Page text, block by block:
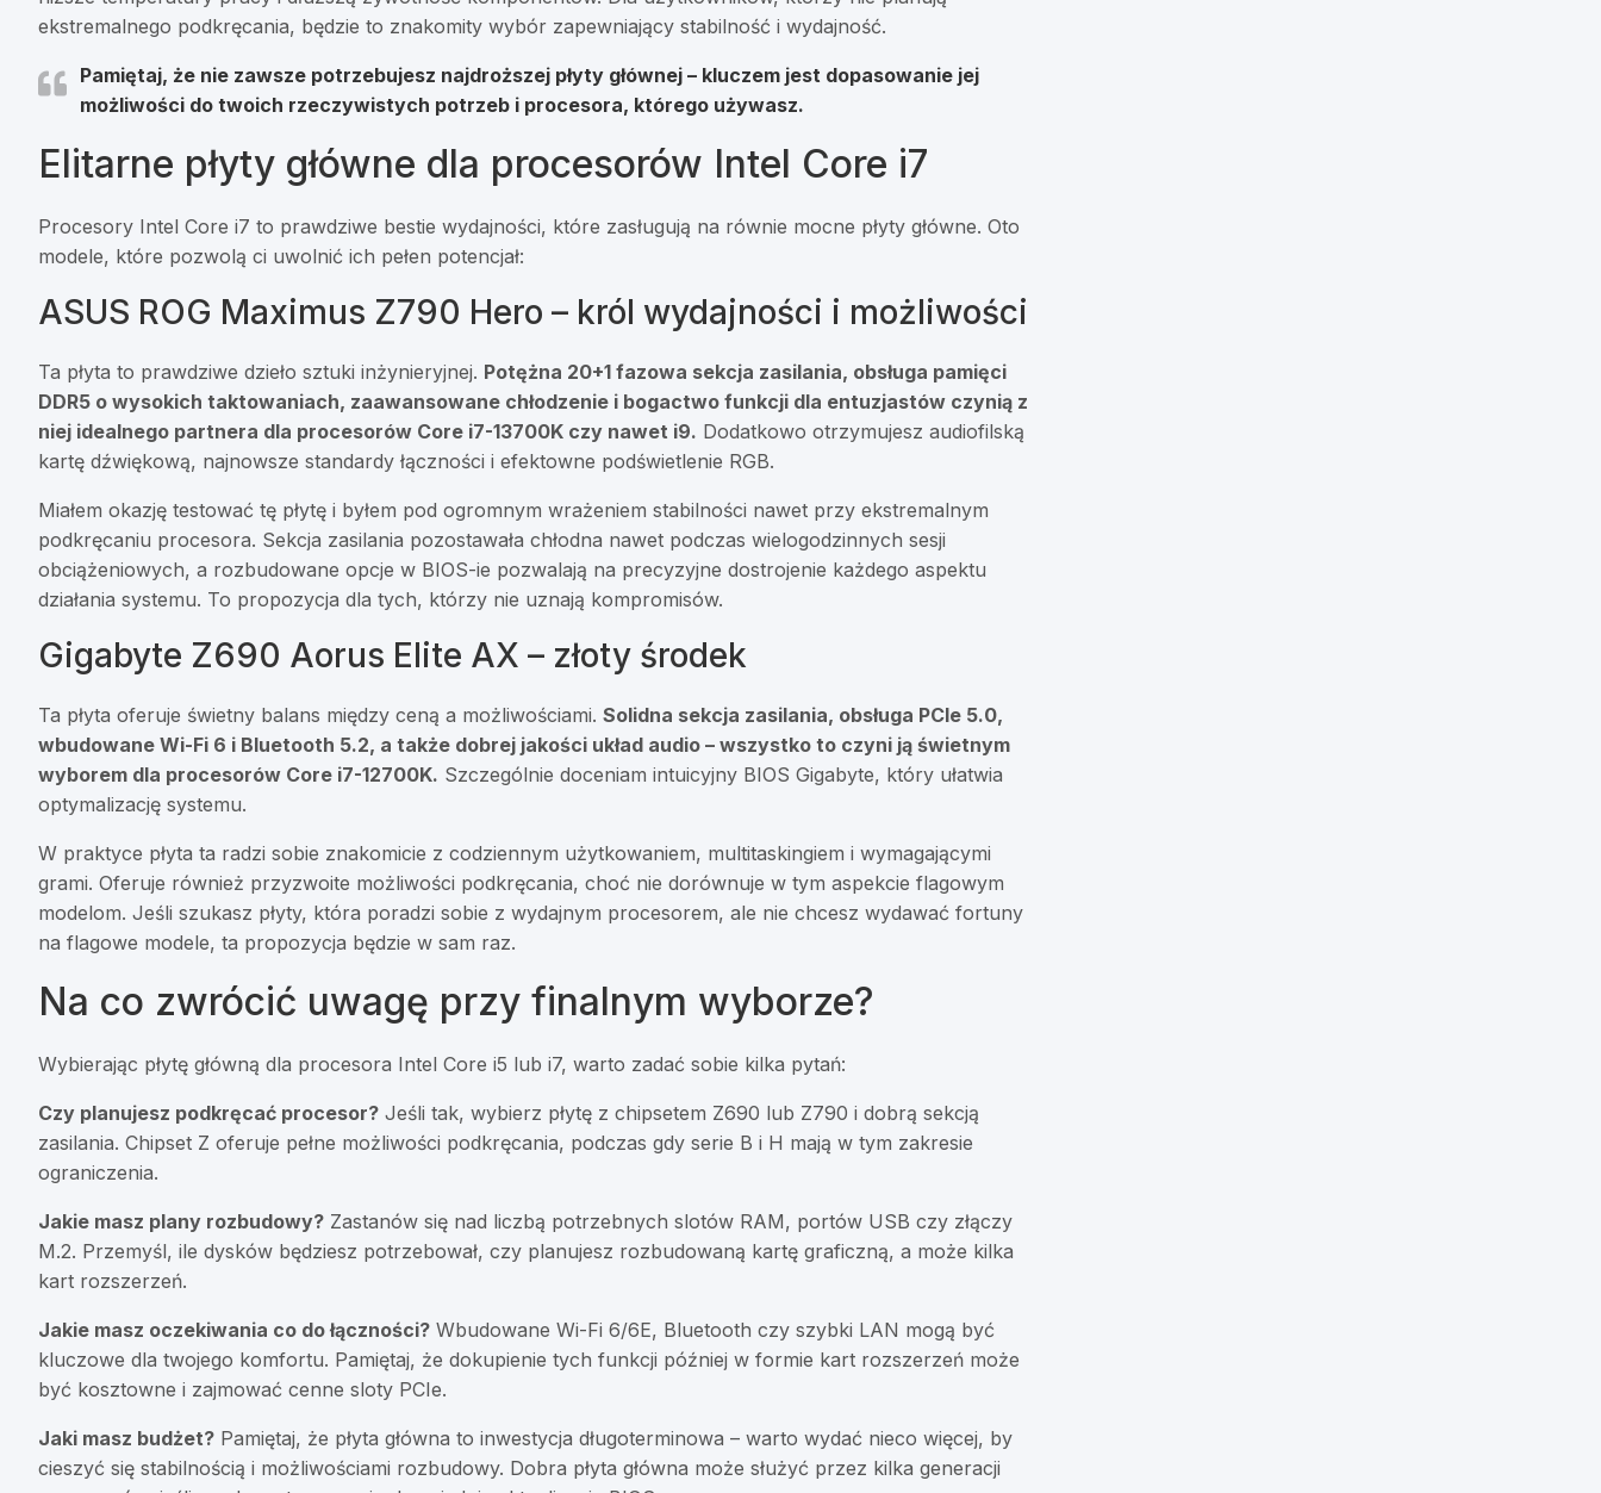
ekstremalnego podkręcania, będzie to znakomity wybór zapewniający stabilność i wydajność.
Pamiętaj, że nie zawsze potrzebujesz najdroższej płyty głównej – kluczem jest dopasowanie jej
możliwości do twoich rzeczywistych potrzeb i procesora, którego używasz.
Elitarne płyty główne dla procesorów Intel Core i7
Procesory Intel Core i7 to prawdziwe bestie wydajności, które zasługują na równie mocne płyty główne. Oto
modele, które pozwolą ci uwolnić ich pełen potencjał:
ASUS ROG Maximus Z790 Hero – król wydajności i możliwości
Ta płyta to prawdziwe dzieło sztuki inżynieryjnej. Potężna 20+1 fazowa sekcja zasilania, obsługa pamięci
DDR5 o wysokich taktowaniach, zaawansowane chłodzenie i bogactwo funkcji dla entuzjastów czynią z
niej idealnego partnera dla procesorów Core i7-13700K czy nawet i9. Dodatkowo otrzymujesz audiofilską
kartę dźwiękową, najnowsze standardy łączności i efektowne podświetlenie RGB.
Miałem okazję testować tę płytę i byłem pod ogromnym wrażeniem stabilności nawet przy ekstremalnym
podkręcaniu procesora. Sekcja zasilania pozostawała chłodna nawet podczas wielogodzinnych sesji
obciążeniowych, a rozbudowane opcje w BIOS-ie pozwalają na precyzyjne dostrojenie każdego aspektu
działania systemu. To propozycja dla tych, którzy nie uznają kompromisów.
Gigabyte Z690 Aorus Elite AX – złoty środek
Ta płyta oferuje świetny balans między ceną a możliwościami. Solidna sekcja zasilania, obsługa PCIe 5.0,
wbudowane Wi-Fi 6 i Bluetooth 5.2, a także dobrej jakości układ audio – wszystko to czyni ją świetnym
wyborem dla procesorów Core i7-12700K. Szczególnie doceniam intuicyjny BIOS Gigabyte, który ułatwia
optymalizację systemu.
W praktyce płyta ta radzi sobie znakomicie z codziennym użytkowaniem, multitaskingiem i wymagającymi
grami. Oferuje również przyzwoite możliwości podkręcania, choć nie dorównuje w tym aspekcie flagowym
modelom. Jeśli szukasz płyty, która poradzi sobie z wydajnym procesorem, ale nie chcesz wydawać fortuny
na flagowe modele, ta propozycja będzie w sam raz.
Na co zwrócić uwagę przy finalnym wyborze?
Wybierając płytę główną dla procesora Intel Core i5 lub i7, warto zadać sobie kilka pytań:
Czy planujesz podkręcać procesor? Jeśli tak, wybierz płytę z chipsetem Z690 lub Z790 i dobrą sekcją
zasilania. Chipset Z oferuje pełne możliwości podkręcania, podczas gdy serie B i H mają w tym zakresie
ograniczenia.
Jakie masz plany rozbudowy? Zastanów się nad liczbą potrzebnych slotów RAM, portów USB czy złączy
M.2. Przemyśl, ile dysków będziesz potrzebował, czy planujesz rozbudowaną kartę graficzną, a może kilka
kart rozszerzeń.
Jakie masz oczekiwania co do łączności? Wbudowane Wi-Fi 6/6E, Bluetooth czy szybki LAN mogą być
kluczowe dla twojego komfortu. Pamiętaj, że dokupienie tych funkcji później w formie kart rozszerzeń może
być kosztowne i zajmować cenne sloty PCIe.
Jaki masz budżet? Pamiętaj, że płyta główna to inwestycja długoterminowa – warto wydać nieco więcej, by
cieszyć się stabilnością i możliwościami rozbudowy. Dobra płyta główna może służyć przez kilka generacji